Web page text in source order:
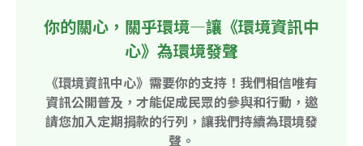
你的關心，關乎環境—讓《環境資訊中
心》為環境發聲
《環境資訊中心》需要你的支持！我們相信唯有
資訊公開普及，才能促成民眾的參與和行動，邀
請您加入定期捐款的行列，讓我們持續為環境發
聲。